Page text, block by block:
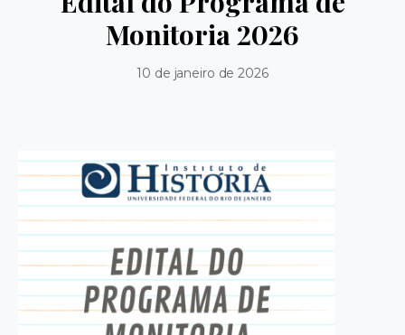
Monitoria 2026
10 de janeiro de 2026